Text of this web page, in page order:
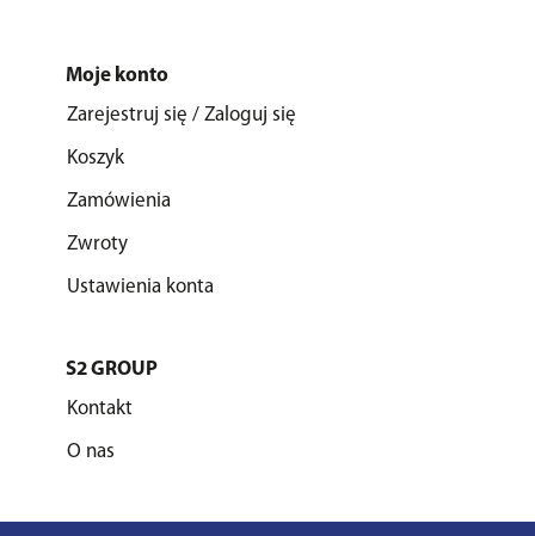
Moje konto
Zarejestruj się / Zaloguj się
Koszyk
Zamówienia
Zwroty
Ustawienia konta
S2 GROUP
Kontakt
O nas